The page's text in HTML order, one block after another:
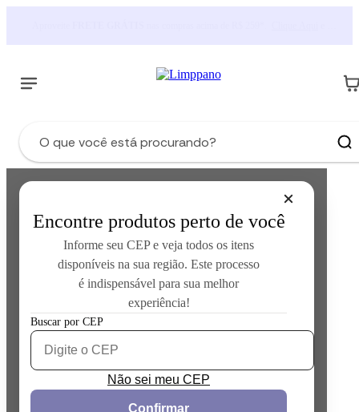
Encontre produtos perto de você
Informe seu CEP e veja todos os itens
disponíveis na sua região. Este processo
é indispensável para sua melhor
experiência!
Buscar por CEP
Não sei meu CEP
Confirmar
Error loading product data: